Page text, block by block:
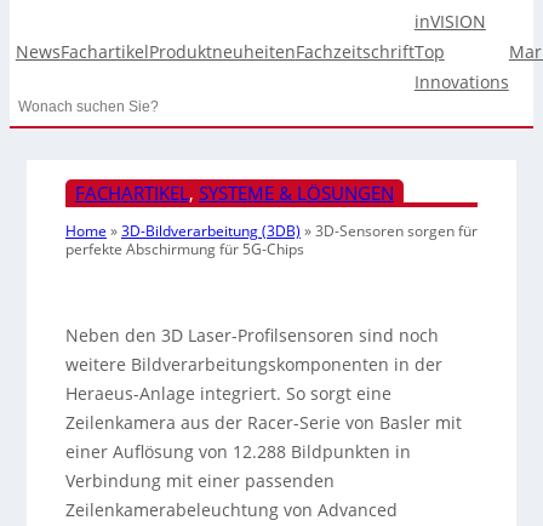
NewsFachartikelProduktneuheitenFachzeitschrift
inVISION
Top
Innovations
Search
FACHARTIKEL, SYSTEME & LÖSUNGEN
Home »3D-Bildverarbeitung (3DB) »3D-Sensoren sorgen für
perfekte Abschirmung für 5G-Chips
Neben den 3D Laser-Profilsensoren sind noch
weitere Bildverarbeitungskomponenten in der
Heraeus-Anlage integriert. So sorgt eine
Zeilenkamera aus der Racer-Serie von Basler mit
einer Auflösung von 12.288 Bildpunkten in
Verbindung mit einer passenden
Zeilenkamerabeleuchtung von Advanced